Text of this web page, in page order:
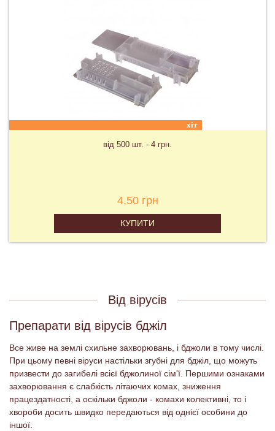
хіт
від 500 шт. - 4 грн.
4,50 грн
КУПИТИ
Від вірусів
Препарати від вірусів бджіл
Все живе на землі схильне захворювань, і бджоли в тому числі.
При цьому певні віруси настільки згубні для бджіл, що можуть
призвести до загибелі всієї бджолиної сім'ї. Першими ознаками
захворювання є слабкість літаючих комах, зниження
працездатності, а оскільки бджоли - комахи колективні, то і
хвороби досить швидко передаються від однієї особини до
іншої.